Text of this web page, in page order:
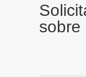
sobre